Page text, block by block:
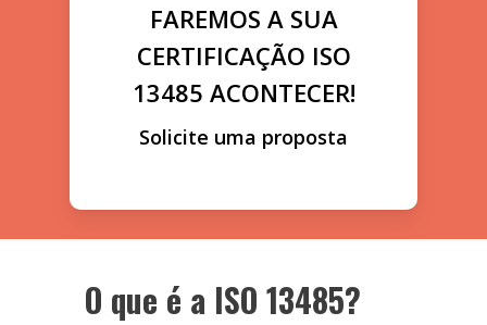
FAREMOS A SUA
CERTIFICAÇÃO ISO
13485 ACONTECER!
Solicite uma proposta
O que é a ISO 13485?